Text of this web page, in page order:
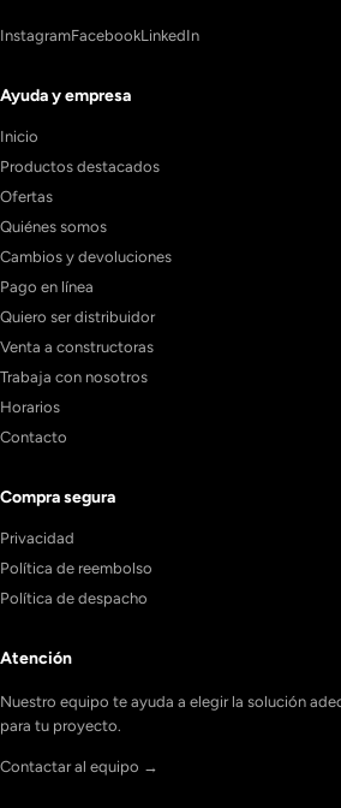
InstagramFacebookLinkedIn
Ayuda y empresa
Inicio
Productos destacados
Ofertas
Quiénes somos
Cambios y devoluciones
Pago en línea
Quiero ser distribuidor
Venta a constructoras
Trabaja con nosotros
Horarios
Contacto
Compra segura
Privacidad
Política de reembolso
Política de despacho
Atención
Nuestro equipo te ayuda a elegir la solución
para tu proyecto.
Contactar al equipo →